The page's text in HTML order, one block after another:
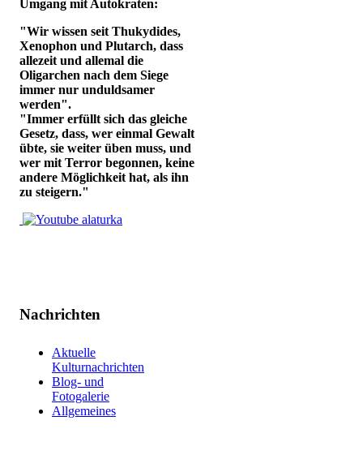
Umgang mit Autokraten:
"Wir wissen seit Thukydides,
Xenophon und Plutarch, dass
allezeit und allemal die
Oligarchen nach dem Siege
immer nur unduldsamer
werden".
"Immer erfüllt sich das gleiche
Gesetz, dass, wer einmal Gewalt
übte, sie weiter üben muss, und
wer mit Terror begonnen, keine
andere Möglichkeit hat, als ihn
zu steigern."
Nachrichten
Aktuelle
Kulturnachrichten
Blog- und
Fotogalerie
Allgemeines